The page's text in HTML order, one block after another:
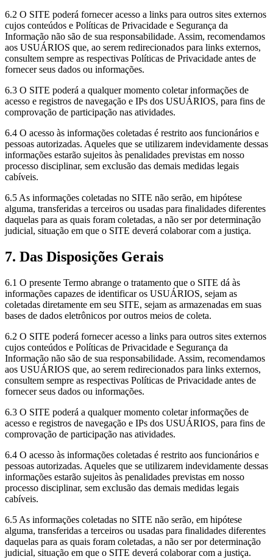
6.2 O SITE poderá fornecer acesso a links para outros sites externos
cujos conteúdos e Políticas de Privacidade e Segurança da
Informação não são de sua responsabilidade. Assim, recomendamos
aos USUÁRIOS que, ao serem redirecionados para links externos,
consultem sempre as respectivas Políticas de Privacidade antes de
fornecer seus dados ou informações.
6.3 O SITE poderá a qualquer momento coletar informações de
acesso e registros de navegação e IPs dos USUÁRIOS, para fins de
comprovação de participação nas atividades.
6.4 O acesso às informações coletadas é restrito aos funcionários e
pessoas autorizadas. Aqueles que se utilizarem indevidamente dessas
informações estarão sujeitos às penalidades previstas em nosso
processo disciplinar, sem exclusão das demais medidas legais
cabíveis.
6.5 As informações coletadas no SITE não serão, em hipótese
alguma, transferidas a terceiros ou usadas para finalidades diferentes
daquelas para as quais foram coletadas, a não ser por determinação
judicial, situação em que o SITE deverá colaborar com a justiça.
7. Das Disposições Gerais
6.1 O presente Termo abrange o tratamento que o SITE dá às
informações capazes de identificar os USUÁRIOS, sejam as
coletadas diretamente em seu SITE, sejam as armazenadas em suas
bases de dados eletrônicos por outros meios de coleta.
6.2 O SITE poderá fornecer acesso a links para outros sites externos
cujos conteúdos e Políticas de Privacidade e Segurança da
Informação não são de sua responsabilidade. Assim, recomendamos
aos USUÁRIOS que, ao serem redirecionados para links externos,
consultem sempre as respectivas Políticas de Privacidade antes de
fornecer seus dados ou informações.
6.3 O SITE poderá a qualquer momento coletar informações de
acesso e registros de navegação e IPs dos USUÁRIOS, para fins de
comprovação de participação nas atividades.
6.4 O acesso às informações coletadas é restrito aos funcionários e
pessoas autorizadas. Aqueles que se utilizarem indevidamente dessas
informações estarão sujeitos às penalidades previstas em nosso
processo disciplinar, sem exclusão das demais medidas legais
cabíveis.
6.5 As informações coletadas no SITE não serão, em hipótese
alguma, transferidas a terceiros ou usadas para finalidades diferentes
daquelas para as quais foram coletadas, a não ser por determinação
judicial, situação em que o SITE deverá colaborar com a justiça.